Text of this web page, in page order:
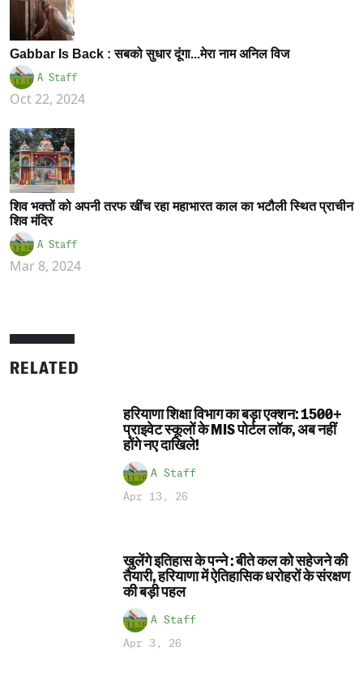
Gabbar Is Back : सबको सुधार दूंगा...मेरा नाम अनिल विज
A Staff
Oct 22, 2024
शिव भक्तों को अपनी तरफ खींच रहा महाभारत काल का भटौली स्थित प्राचीन
शिव मंदिर
A Staff
Mar 8, 2024
RELATED
हरियाणा शिक्षा विभाग का बड़ा एक्शन: 1500+
प्राइवेट स्कूलों के MIS पोर्टल लॉक, अब नहीं
होंगे नए दाखिले!
A Staff
Apr 13, 26
खुलेंगे इतिहास के पन्ने : बीते कल को सहेजने की
तैयारी, हरियाणा में ऐतिहासिक धरोहरों के संरक्षण
की बड़ी पहल
A Staff
Apr 3, 26